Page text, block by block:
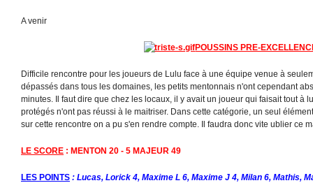
A venir
POUSSINS PRE-
Difficile rencontre pour les joueurs de Lulu face à une équipe venue à
dépassés dans tous les domaines, les petits mentonnais n'ont cependant
minutes. Il faut dire que chez les locaux, il y avait un joueur qui faisait tout à
protégés n'ont pas réussi à le maitriser. Dans cette catégorie, un seul
sur cette rencontre on a pu s'en rendre compte. Il faudra donc vite ublier ce
LE SCORE : MENTON 20 - 5 MAJEUR 49
LES POINTS : Lucas, Lorick 4, Maxime L 6, Maxime J 4, Milan 6, Mathis,